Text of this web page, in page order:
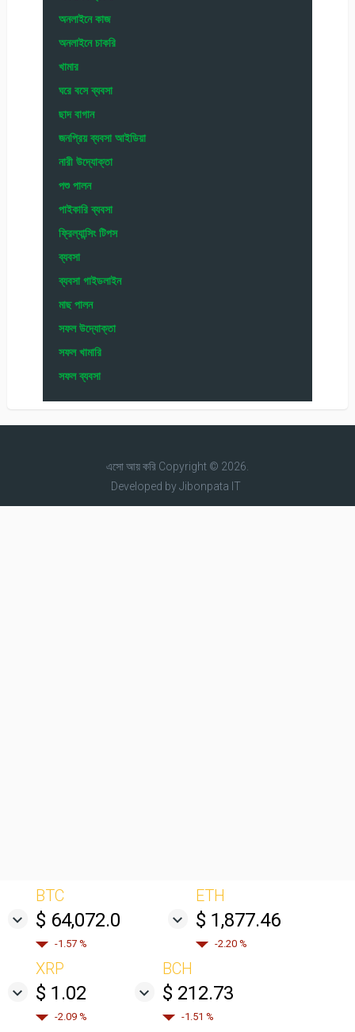
অনলাইনে কাজ
অনলাইনে চাকরি
খামার
ঘরে বসে ব্যবসা
ছাদ বাগান
জনপ্রিয় ব্যবসা আইডিয়া
নারী উদ্যোক্তা
পশু পালন
পাইকারি ব্যবসা
ফ্রিল্যান্সিং টিপস
ব্যবসা
ব্যবসা গাইডলাইন
মাছ পালন
সফল উদ্যোক্তা
সফল খামারি
সফল ব্যবসা
এসো আয় করিCopyright © 2026.
Developed byJibonpata IT
BTC
$ 64,072.0
-1.57 %
ETH
$ 1,877.46
-2.20 %
XRP
$ 1.02
-2.09 %
BCH
$ 212.73
-1.51 %